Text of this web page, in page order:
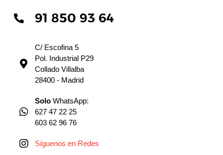
91 850 93 64
C/ Escofina 5
Pol. Industrial P29
Collado Villalba
28400 - Madrid
Solo WhatsApp:
627 47 22 25
603 62 96 76
Síguenos en Redes